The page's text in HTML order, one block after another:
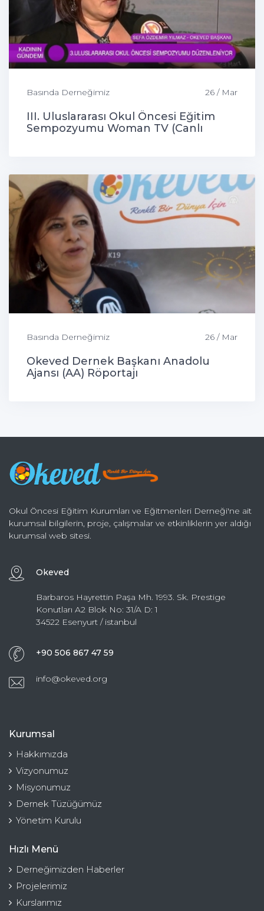
Basında Derneğimiz 26 / Mar
III. Uluslararası Okul Öncesi Eğitim
Sempozyumu Woman TV (Canlı
Basında Derneğimiz 26 / Mar
Okeved Dernek Başkanı Anadolu
Ajansı (AA) Röportajı
Okul Öncesi Eğitim Kurumları ve Eğitmenleri Derneği'ne ait
kurumsal bilgilerin, proje, çalışmalar ve etkinliklerin yer aldığı
kurumsal web sitesi.
Okeved
Barbaros Hayrettin Paşa Mh. 1993. Sk. Prestige
Konutları A2 Blok No: 31/A D: 1
34522 Esenyurt / istanbul
+90 506 867 47 59
info@okeved.org
Kurumsal
Hakkımızda
Vizyonumuz
Misyonumuz
Dernek Tüzüğümüz
Yönetim Kurulu
Hızlı Menü
Derneğimizden Haberler
Projelerimiz
Kurslarımız